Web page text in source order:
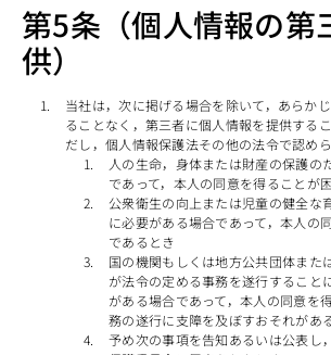
第5条（個人情報の第
供）
当社は，次に掲げる場合を除いて，あらか
ることなく，第三者に個人情報を提供する
だし，個人情報保護法その他の法令で認め
人の生命，身体または財産の保護の
であって，本人の同意を得ることが
公衆衛生の向上または児童の健全な
に必要がある場合であって，本人の
であるとき
国の機関もしくは地方公共団体また
が法令の定める事務を遂行すること
がある場合であって，本人の同意を
務の遂行に支障を及ぼすおそれがあ
予め次の事項を告知あるいは公表し